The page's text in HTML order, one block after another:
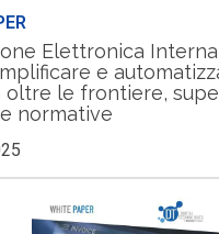
Elettronica
e
oltre le frontiere,
normative